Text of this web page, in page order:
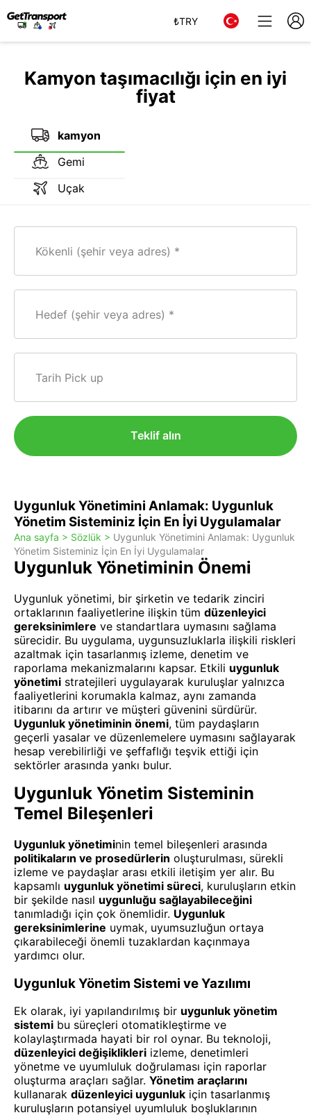
₺TRY
Kamyon taşımacılığı için en iyi
fiyat
kamyon
Gemi
Uçak
Kökenli (şehir veya adres)
Hedef (şehir veya adres)
Tarih Pick up
Teklif alın
Uygunluk Yönetimini Anlamak: Uygunluk
Yönetim Sisteminiz İçin En İyi Uygulamalar
Ana sayfa > Sözlük > Uygunluk Yönetimini Anlamak: Uygunluk
Yönetim Sisteminiz İçin En İyi Uygulamalar
Uygunluk Yönetiminin Önemi
Uygunluk yönetimi, bir şirketin ve tedarik zinciri
ortaklarının faaliyetlerine ilişkin tüm düzenleyici
gereksinimlere ve standartlara uymasını sağlama
sürecidir. Bu uygulama, uygunsuzluklarla ilişkili riskleri
azaltmak için tasarlanmış izleme, denetim ve
raporlama mekanizmalarını kapsar. Etkili uygunluk
yönetimi stratejileri uygulayarak kuruluşlar yalnızca
faaliyetlerini korumakla kalmaz, aynı zamanda
itibarını da artırır ve müşteri güvenini sürdürür.
Uygunluk yönetiminin önemi, tüm paydaşların
geçerli yasalar ve düzenlemelere uymasını sağlayarak
hesap verebilirliği ve şeffaflığı teşvik ettiği için
sektörler arasında yankı bulur.
Uygunluk Yönetim Sisteminin
Temel Bileşenleri
Uygunluk yönetiminin temel bileşenleri arasında
politikaların ve prosedürlerin oluşturulması, sürekli
izleme ve paydaşlar arası etkili iletişim yer alır. Bu
kapsamlı uygunluk yönetimi süreci, kuruluşların etkin
bir şekilde nasıl uygunluğu sağlayabileceğini
tanımladığı için çok önemlidir. Uygunluk
gereksinimlerine uymak, uyumsuzluğun ortaya
çıkarabileceği önemli tuzaklardan kaçınmaya
yardımcı olur.
Uygunluk Yönetim Sistemi ve Yazılımı
Ek olarak, iyi yapılandırılmış bir uygunluk yönetim
sistemi bu süreçleri otomatikleştirme ve
kolaylaştırmada hayati bir rol oynar. Bu teknoloji,
düzenleyici değişiklikleri izleme, denetimleri
yönetme ve uyumluluk doğrulaması için raporlar
oluşturma araçları sağlar. Yönetim araçlarını
kullanarak düzenleyici uygunluk için tasarlanmış
kuruluşların potansiyel uyumluluk boşluklarının